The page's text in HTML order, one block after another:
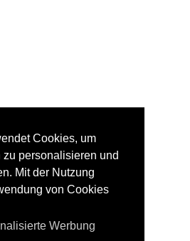
Cookies, um
zu personalisieren und
Mit der Nutzung
von Cookies
Werbung